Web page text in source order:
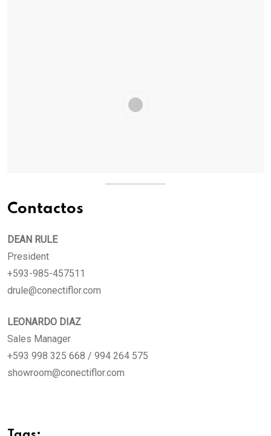
Contactos
DEAN RULE
President
+593-985-457511
drule@conectiflor.com
LEONARDO DIAZ
Sales Manager
+593 998 325 668 / 994 264 575
showroom@conectiflor.com